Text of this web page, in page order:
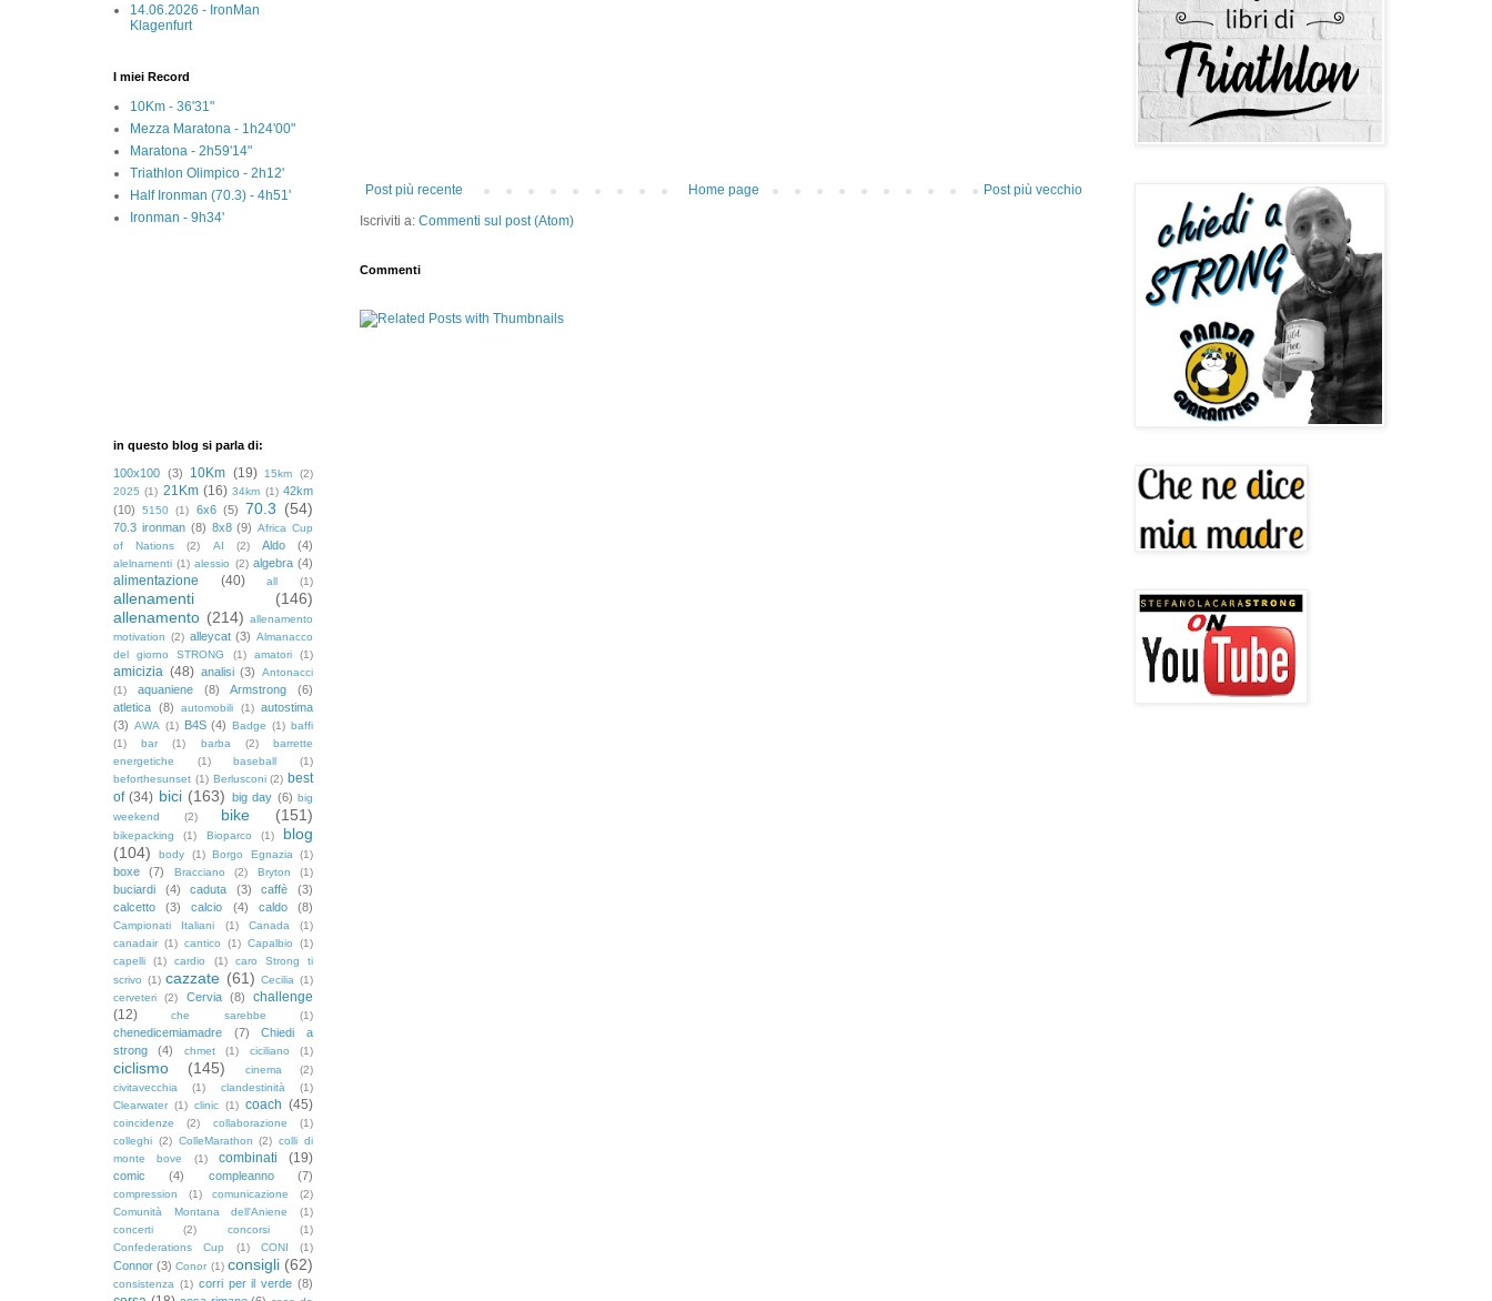
Post più recente Post più vecchio
Home page
Iscriviti a: Commenti sul post (Atom)
Commenti
14.06.2026 - IronMan
Klagenfurt
I miei Record
10Km - 36'31"
Mezza Maratona - 1h24'00"
Maratona - 2h59'14"
Triathlon Olimpico - 2h12'
Half Ironman (70.3) - 4h51'
Ironman - 9h34'
in questo blog si parla di:
100x100 (3) 10Km (19) 15km
(2)
2025 (1) 21Km (16) 34km (1) 42km
(10)
5150 (1) 6x6 (5) 70.3 (54)
70.3 ironman (8) 8x8 (9) Africa Cup
of Nations
(2) AI (2) Aldo (4)
alelnamenti (1) alessio (2) algebra (4)
alimentazione (40) all (1)
allenamenti
(146)
allenamento (214) allenamento
motivation (2) alleycat (3) Almanacco
del giorno STRONG
(1) amatori (1)
amicizia (48) analisi (3)
Antonacci
(1)
aquaniene (8) Armstrong
(6)
atletica (8) automobili (1) autostima
(3) AWA (1) B4S (4) Badge (1) baffi
(1)
bar (1) barba (2)
barrette
energetiche
(1) baseball
(1)
beforthesunset (1) Berlusconi (2) best
of (34) bici (163) big day (6) big
weekend
(2) bike (151)
bikepacking (1) Bioparco (1)
blog
(104)
body (1) Borgo Egnazia (1)
boxe (7) Bracciano (2) Bryton (1)
buciardi (4) caduta (3) caffè
(3)
calcetto
(3) calcio (4) caldo (8)
Campionati Italiani (1) Canada
(1)
canadair (1) cantico (1) Capalbio
(1)
capelli
(1) cardio (1)
caro Strong ti
scrivo (1) cazzate (61) Cecilia (1)
cerveteri
(2) Cervia (8)
challenge
(12)
che sarebbe (1)
chenedicemiamadre (7)
Chiedi a
strong
(4) chmet (1) ciciliano (1)
ciclismo (145) cinema
(2)
civitavecchia
(1) clandestinità
(1)
Clearwater (1) clinic (1) coach (45)
coincidenze (2) collaborazione
(1)
colleghi (2) ColleMarathon (2) colli di
monte bove
(1) combinati (19)
comic (4) compleanno (7)
compression (1) comunicazione
(2)
Comunità Montana dell'Aniene
(1)
concerti
(2) concorsi
(1)
Confederations Cup
(1) CONI (1)
Connor (3) Conor (1) consigli (62)
consistenza (1) corri per il verde (8)